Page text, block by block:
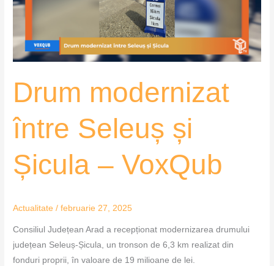
Drum modernizat
între Seleuș și
Șicula – VoxQub
Actualitate /februarie 27, 2025
Consiliul Județean Arad a recepționat modernizarea drumului
județean Seleuș-Șicula, un tronson de 6,3 km realizat din
fonduri proprii, în valoare de 19 milioane de lei.
Șicula
VoxQub